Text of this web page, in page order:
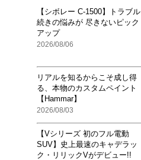
【シボレー C-1500】トラブル
続きの悩みが 尽きないピック
アップ
2026/08/06
リアルを知るからこそ成し得
る、本物のカスタムペイント
【Hammar】
2026/08/03
【Vシリーズ 初のフル電動
SUV】史上最速のキャデラッ
ク・リリックVがデビュー!!